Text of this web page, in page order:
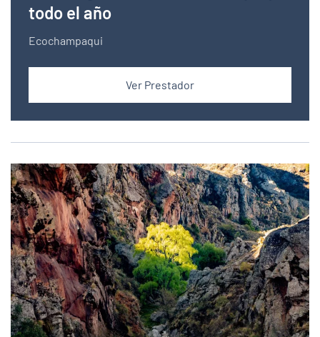
todo el año
Ecochampaqui
Ver Prestador